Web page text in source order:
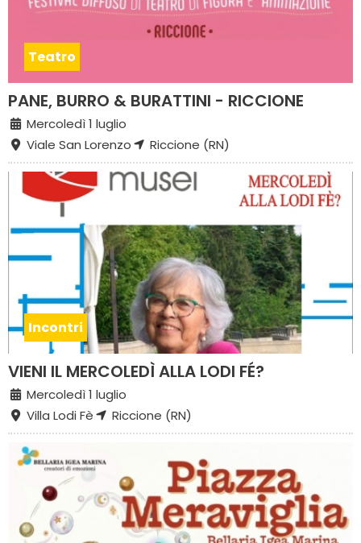
Teatro
PANE, BURRO & BURATTINI - RICCIONE
Mercoledì 1 luglio
Viale San Lorenzo
Riccione (RN)
Incontri
VIENI IL MERCOLEDÌ ALLA LODI FÉ?
Mercoledì 1 luglio
Villa Lodi Fè
Riccione (RN)